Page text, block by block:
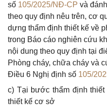
số 105/2025/NĐ-CP và
theo quy định nêu trên, cơ
dựng thẩm định thiết kế về
trong Báo cáo nghiên cứu
nội dung theo quy định tại
Phòng cháy, chữa cháy và
Điều 6 Nghị định số 105/
c) Tại bước thẩm định
thiết kế cơ sở